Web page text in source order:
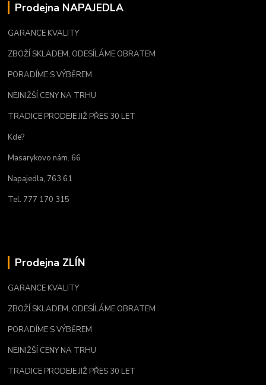
Prodejna NAPAJEDLA
GARANCE KVALITY
ZBOŽÍ SKLADEM, ODESÍLÁME OBRATEM
PORADÍME S VÝBĚREM
NEJNIŽŠÍ CENY NA TRHU
TRADICE PRODEJE JIŽ PŘES 30 LET
Kde?
Masarykovo nám. 66
Napajedla, 763 61
Tel. 777 170 315
Prodejna ZLÍN
GARANCE KVALITY
ZBOŽÍ SKLADEM, ODESÍLÁME OBRATEM
PORADÍME S VÝBĚREM
NEJNIŽŠÍ CENY NA TRHU
TRADICE PRODEJE JIŽ PŘES 30 LET